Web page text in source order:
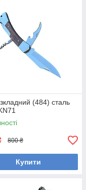
(484) сталь
800 ₴
Купити